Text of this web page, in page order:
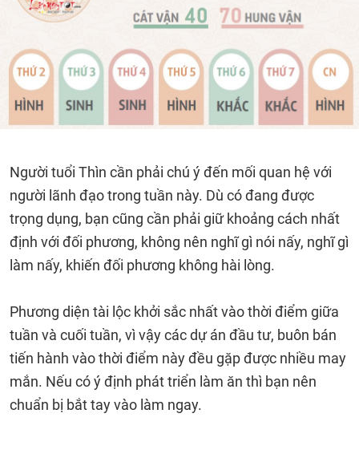
Người tuổi Thìn cần phải chú ý đến mối quan hệ với
người lãnh đạo trong tuần này. Dù có đang được
trọng dụng, bạn cũng cần phải giữ khoảng cách nhất
định với đối phương, không nên nghĩ gì nói nấy, nghĩ gì
làm nấy, khiến đối phương không hài lòng.
Phương diện tài lộc khởi sắc nhất vào thời điểm giữa
tuần và cuối tuần, vì vậy các dự án đầu tư, buôn bán
tiến hành vào thời điểm này đều gặp được nhiều may
mắn. Nếu có ý định phát triển làm ăn thì bạn nên
chuẩn bị bắt tay vào làm ngay.